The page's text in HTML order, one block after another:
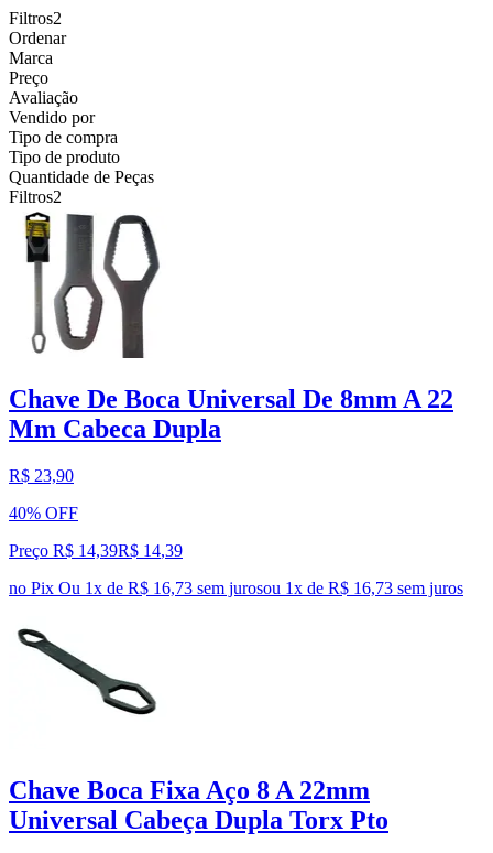
Filtros2
Ordenar
Marca
Preço
Avaliação
Vendido por
Tipo de compra
Tipo de produto
Quantidade de Peças
Filtros2
Chave De Boca Universal De 8mm A 22
Mm Cabeca Dupla
R$ 23,90
40% OFF
Preço R$ 14,39R$ 14,39
no Pix Ou 1x de R$ 16,73 sem jurosou 1x de R$ 16,73 sem juros
Chave Boca Fixa Aço 8 A 22mm
Universal Cabeça Dupla Torx Pto